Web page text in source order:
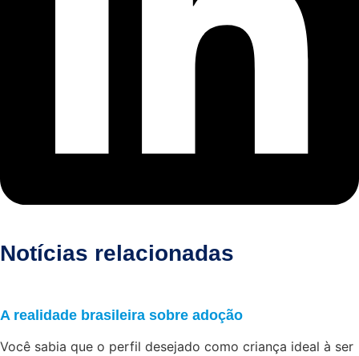
Notícias relacionadas
A realidade brasileira sobre adoção
Você sabia que o perfil desejado como criança ideal à ser